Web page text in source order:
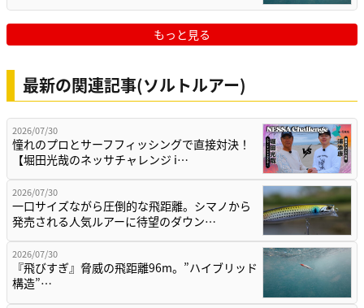
もっと見る
最新の関連記事(ソルトルアー)
2026/07/30
憧れのプロとサーフフィッシングで直接対決！
【堀田光哉のネッサチャレンジ i…
2026/07/30
一口サイズながら圧倒的な飛距離。シマノから
発売される人気ルアーに待望のダウン…
2026/07/30
『飛びすぎ』脅威の飛距離96m。”ハイブリッド
構造”…